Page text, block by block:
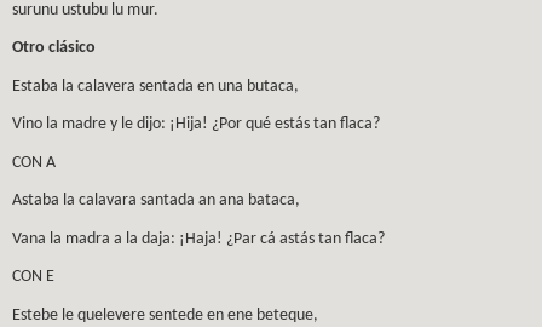
surunu ustubu lu mur.
Otro clásico
Estaba la calavera sentada en una butaca,
Vino la madre y le dijo: ¡Hija! ¿Por qué estás tan flaca?
CON A
Astaba la calavara santada an ana bataca,
Vana la madra a la daja: ¡Haja! ¿Par cá astás tan flaca?
CON E
Estebe le quelevere sentede en ene beteque,